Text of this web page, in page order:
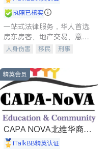
执照已核实
一站式法律服务，华人首选.
房东房客、地产交易、意外
伤害、车祸重伤、商业诉
建筑合同、刑事案件全包办
人身伤害 移民
刑事
信托/遗嘱
商业
索赔
律师-其它 保释
精英会员
CAPA NOVA北维华裔家
长会iTalkBB精英认证